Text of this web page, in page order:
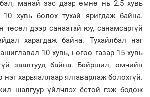
манай зэс дээр өмнө нь 2.5 хувь
хувь болох тухай яригдаж байна.
төсөл дээр санаатай юу, санамсаргүй
харагдаж байна. Тухайлбал нэг
10 хувь, нөгөө газар 15 хувь
заалтууд байна. Байршил, өмчийн
нэг харьяаллаар ялгаварлаж болохгүй.
шалгуур үйлчлэх ёстой гэж бодож